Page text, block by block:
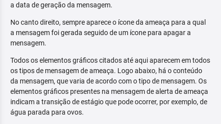
a data de geração da mensagem.
No canto direito, sempre aparece o ícone da ameaça para a qual
a mensagem foi gerada seguido de um ícone para apagar a
mensagem.
Todos os elementos gráficos citados até aqui aparecem em todos
os tipos de mensagem de ameaça. Logo abaixo, há o conteúdo
da mensagem, que varia de acordo com o tipo de mensagem. Os
elementos gráficos presentes na mensagem de alerta de ameaça
indicam a transição de estágio que pode ocorrer, por exemplo, de
água parada para ovos.